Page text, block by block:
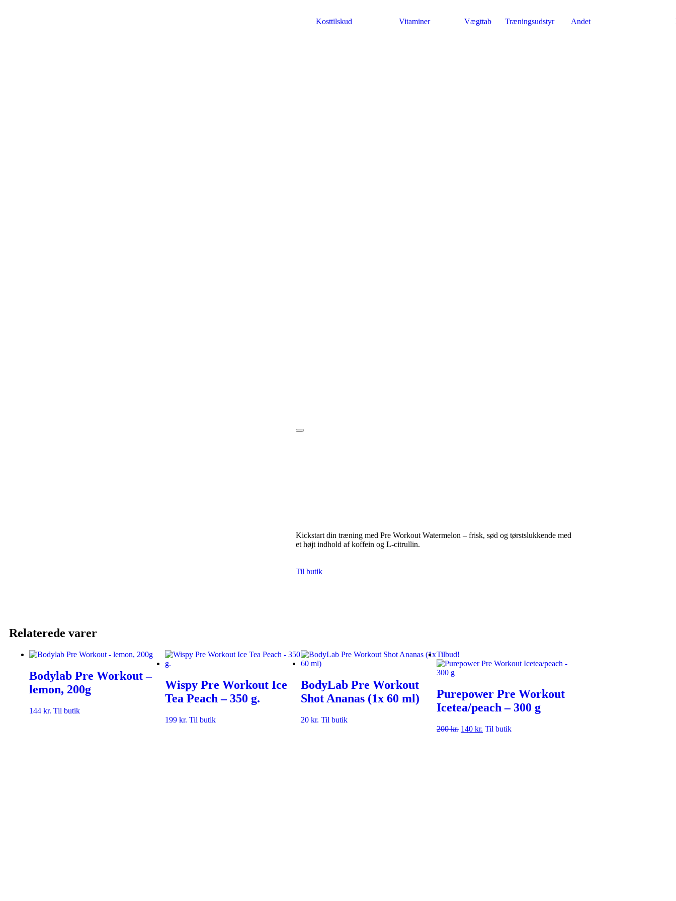
Kosttilskud Vitaminer Vægttab Træningsudstyr Andet
Hamburger Toggle Menu
Kickstart din træning med Pre Workout Watermelon – frisk, sød og tørstslukkende med
et højt indhold af koffein og L-citrullin.
Til butik
Relaterede varer
Bodylab Pre Workout –
lemon, 200g
144 kr. Til butik
Wispy Pre Workout Ice
Tea Peach – 350 g.
199 kr. Til butik
BodyLab Pre Workout
Shot Ananas (1x 60 ml)
20 kr. Til butik
Tilbud!
Purepower Pre Workout
Icetea/peach – 300 g
200kr. 140 kr. Til butik